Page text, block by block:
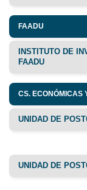
FAADU
INSTITUTO DE
FAADU
CS. ECONÓMICAS
UNIDAD DE
UNIDAD DE